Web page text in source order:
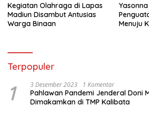
Kegiatan Olahraga di Lapas
Madiun Disambut Antusias
Warga Binaan
Menuju
Terpopuler
1 3 Desember 2023 1 Komentar
Pahlawan Pandemi Jenderal Doni
Dimakamkan di TMP Kalibata